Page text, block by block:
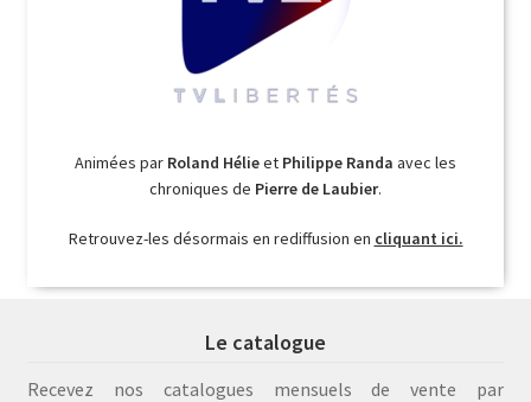
Animées par Roland Hélieet Philippe Randa avec les
chroniques de Pierre de Laubier.
Retrouvez-les désormais en rediffusion en cliquant ici.
Le catalogue
Recevez nos catalogues mensuels de vente par